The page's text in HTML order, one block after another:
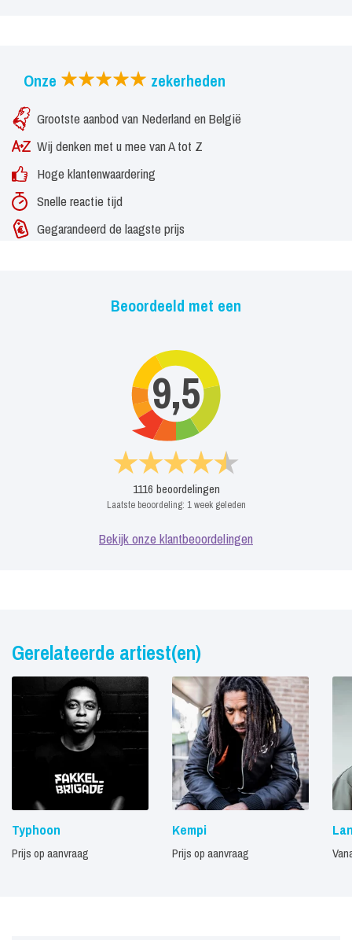
Onze zekerheden
Grootste aanbod van Nederland en België
Wij denken met u mee van A tot Z
Hoge klantenwaardering
Snelle reactie tijd
Gegarandeerd de laagste prijs
Beoordeeld met een
9,5
1116 beoordelingen
Laatste beoordeling: 1 week geleden
Bekijk onze klantbeoordelingen
Gerelateerde artiest(en)
Typhoon
Prijs op aanvraag
Kempi
Prijs op aanvraag